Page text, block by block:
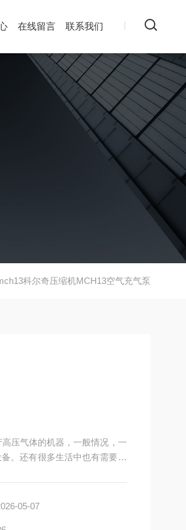
在线留言 联系我们
科尔奇压缩机MCH13空气充气泵
压气体的机器，一般情况，一
。还有很多生活中也有需要空
05-07